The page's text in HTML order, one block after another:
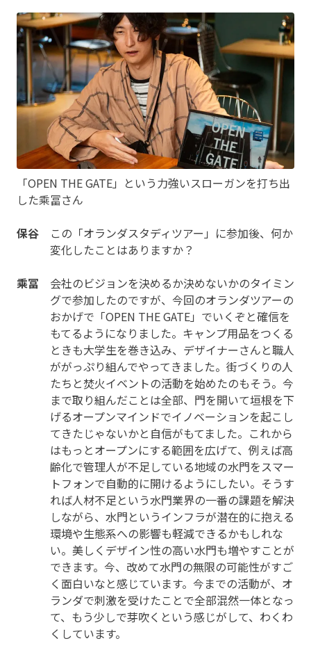
「OPEN THE GATE」という力強いスローガンを打ち出
した乘冨さん
保谷 この「オランダスタディツアー」に参加後、何か
変化したことはありますか？
乘冨 会社のビジョンを決めるか決めないかのタイミン
グで参加したのですが、今回のオランダツアーの
おかげで「OPEN THE GATE」でいくぞと確信を
もてるようになりました。キャンプ用品をつくる
ときも大学生を巻き込み、デザイナーさんと職人
ががっぷり組んでやってきました。街づくりの人
たちと焚火イベントの活動を始めたのもそう。今
まで取り組んだことは全部、門を開いて垣根を下
げるオープンマインドでイノベーションを起こし
てきたじゃないかと自信がもてました。これから
はもっとオープンにする範囲を広げて、例えば高
齢化で管理人が不足している地域の水門をスマー
トフォンで自動的に開けるようにしたい。そうす
れば人材不足という水門業界の一番の課題を解決
しながら、水門というインフラが潜在的に抱える
環境や生態系への影響も軽減できるかもしれな
い。美しくデザイン性の高い水門も増やすことが
できます。今、改めて水門の無限の可能性がすご
く面白いなと感じています。今までの活動が、オ
ランダで刺激を受けたことで全部混然一体となっ
て、もう少しで芽吹くという感じがして、わくわ
くしています。